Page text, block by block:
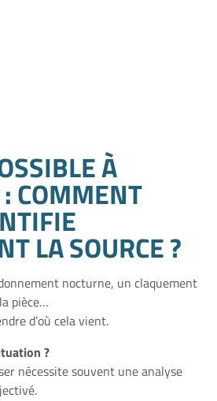
À
COMMENT
LA SOURCE ?
nocturne, un claquement
pièce…
d’où cela vient.
?
nécessite souvent une analyse